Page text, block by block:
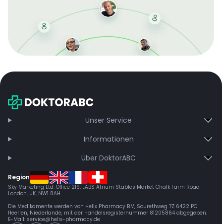
bei jeder Bestellung, erhalten schnelle Lieferung und
Unser Service
Informationen
Über DoktorABC
Region
Sky Marketing Ltd. Office 219, LABS Atrium Stables Market Chalk Farm Road
London, UK, NW1 8AH
Die Medikamente werden von Helix Pharmacy B.V, Sourethweg 7Z 6422 PC
Heerlen, Niederlande, mit der Handelsregisternummer 81205864 abgegeben.
E-Mail: service@helix-pharmacy.de